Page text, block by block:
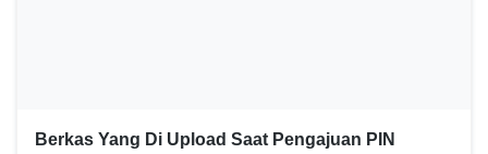
Berkas Yang Di Upload Saat Pengajuan PIN